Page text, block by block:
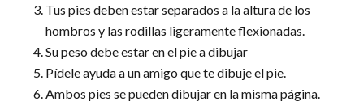
Tus pies deben estar separados a la altura de los
hombros y las rodillas ligeramente flexionadas.
Su peso debe estar en el pie a dibujar
Pídele ayuda a un amigo que te dibuje el pie.
Ambos pies se pueden dibujar en la misma página.